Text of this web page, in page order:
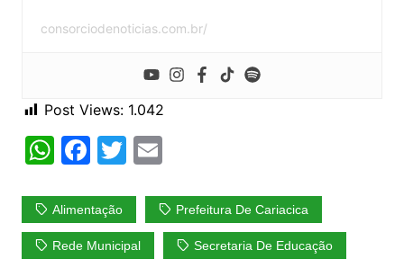
consorciodenoticias.com.br/
Post Views: 1.042
W
at
s
F
c
e
T
itt
er
E
ai
l
Alimentação Prefeitura De Cariacica
Rede Municipal Secretaria De Educação